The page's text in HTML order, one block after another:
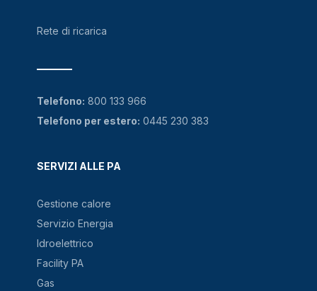
Rete di ricarica
SERVIZI ALLE PA
Gestione calore
Servizio Energia
Idroelettrico
Facility PA
Gas
Telefono: 800 133 966
Telefono per estero: 0445 230 383